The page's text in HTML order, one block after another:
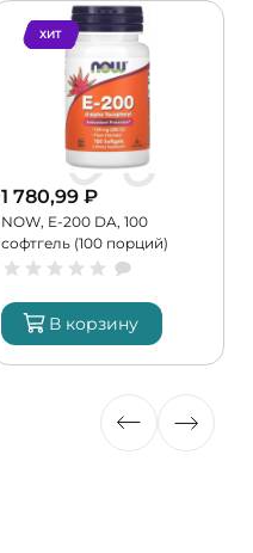
ХИТ
1 780,99 ₽
NOW, E-200 DA, 100
софтгель (100 порций)
В корзину